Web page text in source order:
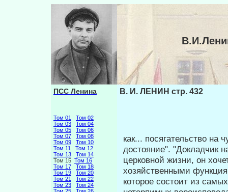
ПСС Ленина
Том 01
Том 02
Том 03
Том 04
Том 05
Том 06
Том 07
Том 08
Том 09
Том 10
Том 11
Том 12
Том 13
Том 14
Том 15 Том 16
Том 17
Том 18
Том 19
Том 20
Том 21
Том 22
Том 23
Том 24
В. И. ЛЕНИН стр. 432
как... посягательство на
достояние". "Докладчик
церковной жизни, он
хозяйственными
которое состоит из